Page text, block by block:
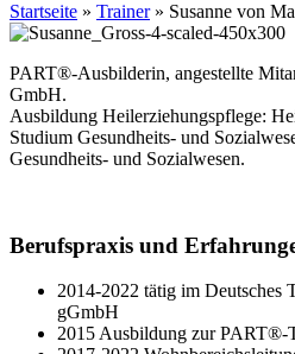
Startseite » Trainer» Susanne von
PART®-Ausbilderin, angestellte
GmbH.
Ausbildung Heilerziehungspflege:
Studium Gesundheits- und
Gesundheits- und Sozialwesen.
Berufspraxis und
2014-2022 tätig im Deutsches
gGmbH
2015 Ausbildung zur PART®-